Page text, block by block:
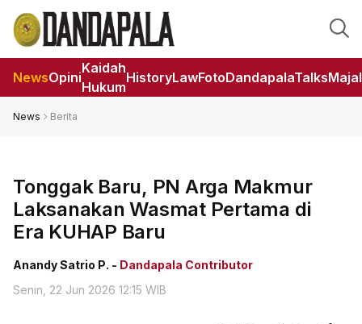
NewsOpini
Kaidah
Hukum
HistoryLawFotoDandapalaTalks
News Berita
Tonggak Baru, PN Arga Makmur
Laksanakan Wasmat Pertama di
Era KUHAP Baru
Anandy Satrio P. - Dandapala Contributor
Senin, 22 Jun 2026 12:15 WIB